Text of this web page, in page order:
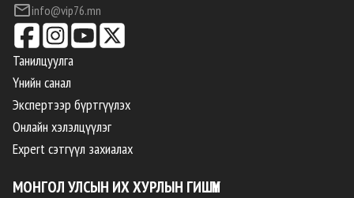
info@vip76.mn
Танилцуулга
Үнийн санал
Экспертээр бүртгүүлэх
Онлайн хэлэлцүүлэг
Expert сэтгүүл захиалах
МОНГОЛ УЛСЫН ИХ ХУРЛЫН ГИШҮҮН